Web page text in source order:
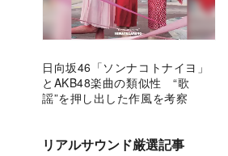
日向坂46「ソンナコトナイヨ」
とAKB48楽曲の類似性 “歌
謡”を押し出した作風を考察
リアルサウンド厳選記事